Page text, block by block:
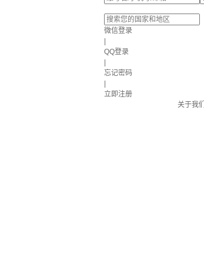
微信登录
QQ登录
忘记密码
立即注册
关于我们